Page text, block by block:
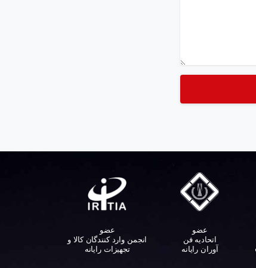
عضو
اتحادیه فن
آوران رایانه
عضو
انجمن وارد کنندگان کالا و
تجهیزات رایانه‌